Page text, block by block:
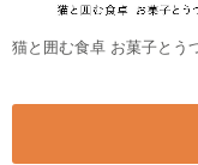
猫と囲む食卓 お菓子とう